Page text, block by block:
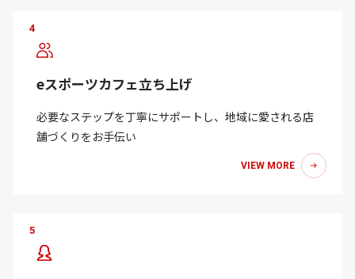
4
eスポーツカフェ立ち上げ
必要なステップを丁寧にサポートし、地域に愛される店
舗づくりをお手伝い
VIEW MORE
5